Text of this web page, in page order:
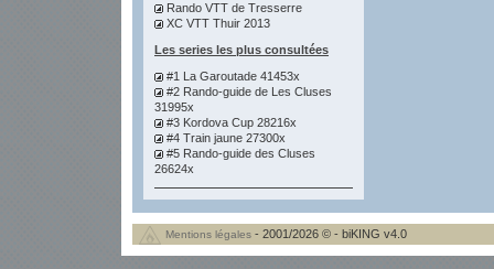
Rando VTT de Tresserre
XC VTT Thuir 2013
Les series les plus consultées
#1 La Garoutade 41453x
#2 Rando-guide de Les Cluses
31995x
#3 Kordova Cup 28216x
#4 Train jaune 27300x
#5 Rando-guide des Cluses
26624x
Mentions légales - 2001/2026 © - biKING v4.0